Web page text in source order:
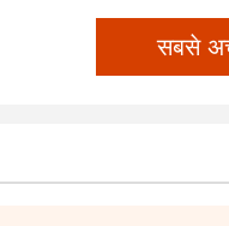
सबसे